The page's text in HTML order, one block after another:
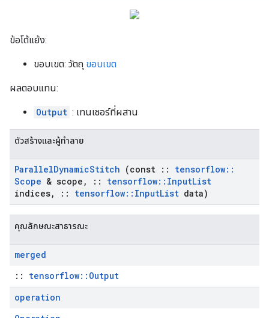
ข้อโต้แย้ง:
ขอบเขต: วัตถุ ขอบเขต
ผลตอบแทน:
Output : เทนเซอร์ที่ผสาน
ตัวสร้างและผู้ทำลาย
ParallelDynamicStitch (const :: tensorflow::
Scope & scope , :: tensorflow:: InputList
indices, :: tensorflow:: InputList data)
คุณลักษณะสาธารณะ
merged
:: tensorflow::Output
operation